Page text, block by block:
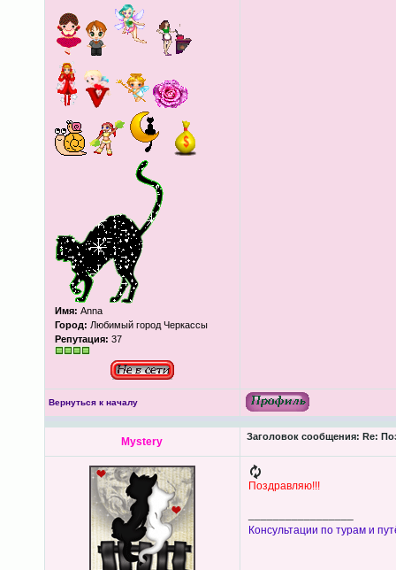
Имя: Anna
Город: Любимый город Черкассы
Репутация: 37
Вернуться к началу
Mystery Заголовок сообщения: Re:
Поздравляю!!!
Консультации по турам и